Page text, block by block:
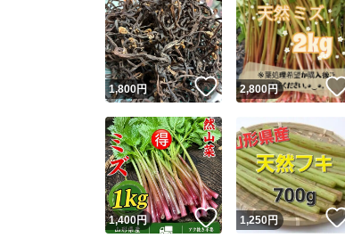
1,800円 いいね！
2,800円
1,400円 いいね！
1,250円